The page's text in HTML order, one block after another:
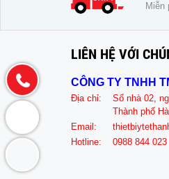
Miễn
LIÊN HỆ VỚI
CÔNG TY TNHH
Địa chỉ:
Số nhà 02,
Thành phố
Email:
Hotline:
0988 844 023